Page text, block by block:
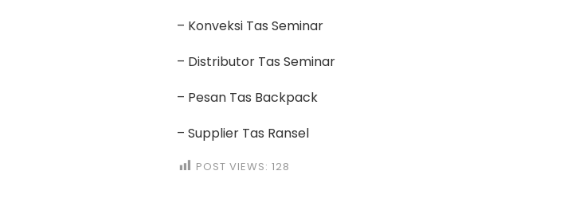
– Konveksi Tas Seminar
– Distributor Tas Seminar
– Pesan Tas Backpack
– Supplier Tas Ransel
POST VIEWS: 128